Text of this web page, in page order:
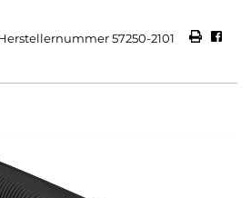
57250-2101